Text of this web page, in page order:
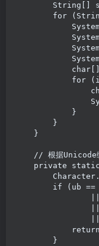
String[]
for
for
            }
        }
    }
// 根据Unicode
private
if (ub ==
        }